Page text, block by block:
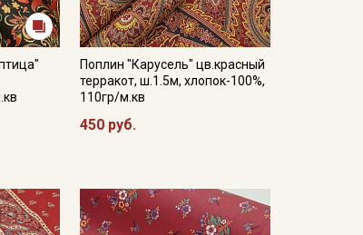
Поплин "Карусель" цв.красный
терракот, ш.1.5м, хлопок-100%,
110гр/м.кв
450 руб.